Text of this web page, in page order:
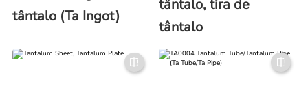
tântalo (Ta Ingot)
tântalo, tira de
tântalo